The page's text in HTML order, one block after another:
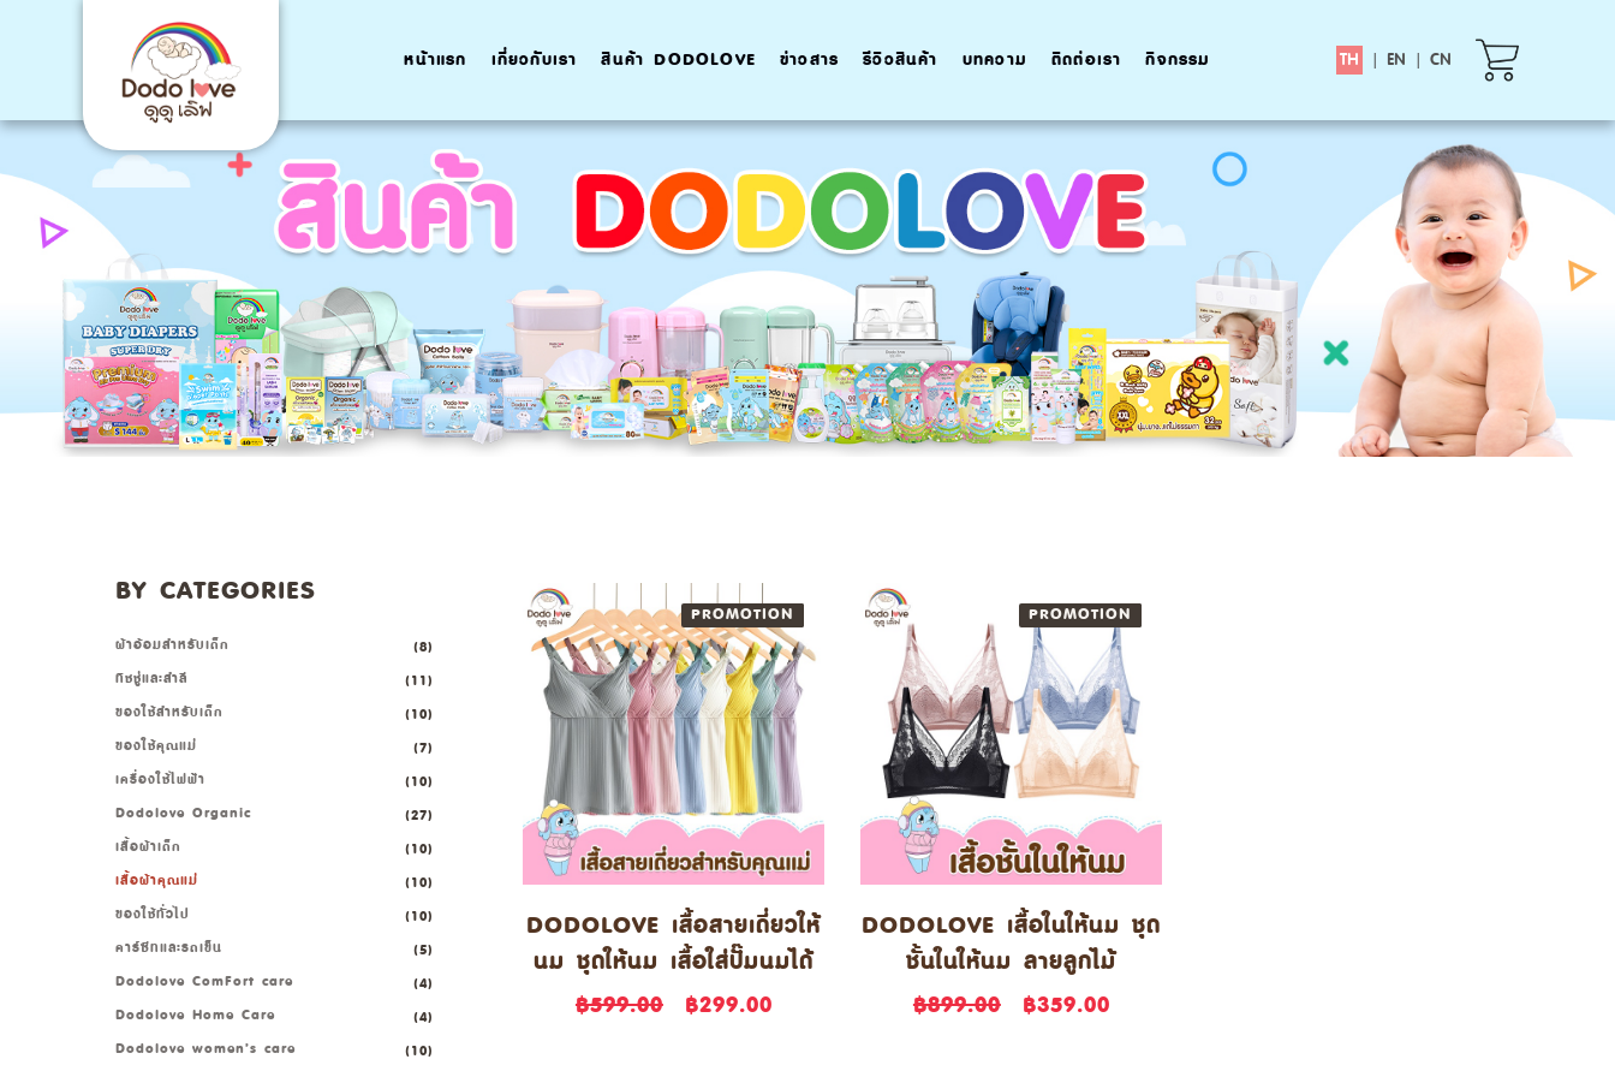
หน้าแรก เกี่ยวกับเรา สินค้า DODOLOVE ข่าวสาร รีวิวสินค้า บทความ ติดต่อเรา กิจกรรม TH | EN | CN
NEW
PROMOTION
DODOLOVE เสื้อสายเดี่ยวให้
นม ชุดให้นม เสื้อใส่ปั๊มนมได้
฿599.00 ฿299.00
NEW
PROMOTION
DODOLOVE เสื้อในให้นม ชุด
ชั้นในให้นม ลายลูกไม้
฿899.00 ฿359.00
BY CATEGORIES
ผ้าอ้อมสำหรับเด็ก
(8)
ทิชชู่และสำลี
(11)
ของใช้สำหรับเด็ก
(10)
ของใช้คุณแม่
(7)
เครื่องใช้ไฟฟ้า
(10)
Dodolove Organic
(27)
เสื้อผ้าเด็ก
(10)
เสื้อผ้าคุณแม่
(10)
ของใช้ทั่วไป
(10)
คาร์ซีทและรถเข็น
(5)
Dodolove ComFort care
(4)
Dodolove Home Care
(4)
Dodolove women’s care
(10)